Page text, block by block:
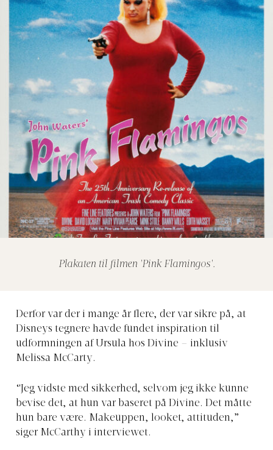
Plakaten til filmen 'Pink Flamingos'.
Derfor var der i mange år flere, der var sikre på, at
Disneys tegnere havde fundet inspiration til
udformningen af Ursula hos Divine – inklusiv
Melissa McCarty.
“Jeg vidste med sikkerhed, selvom jeg ikke kunne
bevise det, at hun var baseret på Divine. Det måtte
hun bare være. Makeuppen, looket, attituden,”
siger McCarthy i interviewet.